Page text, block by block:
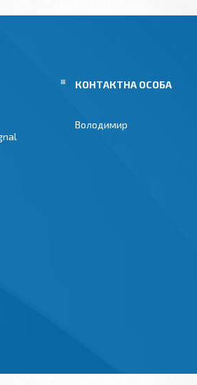
Володимир